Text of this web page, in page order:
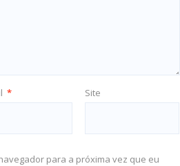
* Site
para a próxima vez que eu